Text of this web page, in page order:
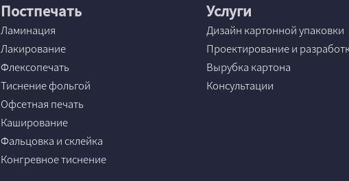
Постпечать
Ламинация
Лакирование
Флексопечать
Тиснение фольгой
Офсетная печать
Каширование
Фальцовка и склейка
Конгревное тиснение
Услуги
Дизайн картонной упаковки
Проектирование и
Вырубка картона
Консультации